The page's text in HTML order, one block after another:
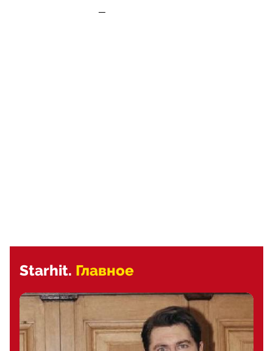
—
Starhit. Главное